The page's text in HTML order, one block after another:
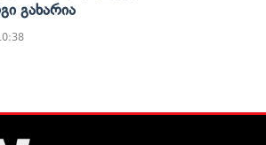
Გახარია